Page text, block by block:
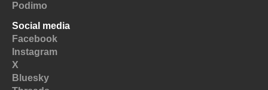
Podimo
Social media
Facebook
Instagram
X
Bluesky